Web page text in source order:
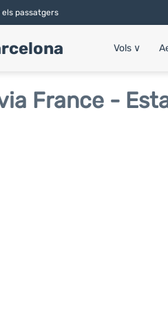
els passatgers
Vols ∨
France -